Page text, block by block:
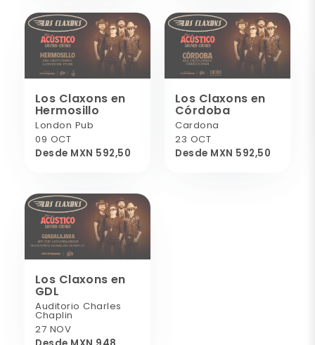
Los Claxons en
Hermosillo
London Pub
09 OCT
Desde MXN 592,50
Los Claxons en
Córdoba
Cardona
23 OCT
Desde MXN 592,50
Los Claxons en
GDL
Auditorio Charles
Chaplin
27 NOV